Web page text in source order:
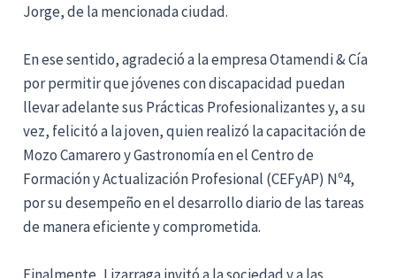
Jorge, de la mencionada ciudad.
En ese sentido, agradeció a la empresa Otamendi & Cía
por permitir que jóvenes con discapacidad puedan
llevar adelante sus Prácticas Profesionalizantes y, a su
vez, felicitó a la joven, quien realizó la capacitación de
Mozo Camarero y Gastronomía en el Centro de
Formación y Actualización Profesional (CEFyAP) Nº4,
por su desempeño en el desarrollo diario de las tareas
de manera eficiente y comprometida.